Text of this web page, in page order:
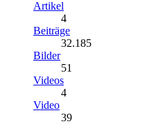
Artikel
4
Beiträge
32.185
Bilder
51
Videos
4
Video
39